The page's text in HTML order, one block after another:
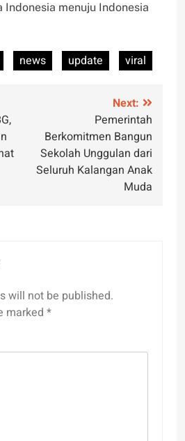
Indonesia menuju Indonesia
news update viral
Next:
Pemerintah
Berkomitmen Bangun
Sekolah Unggulan dari
Seluruh Kalangan Anak
Muda
will not be published.
marked *